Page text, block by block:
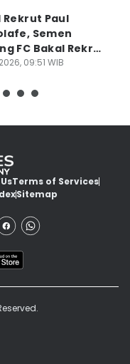
Rekrut Paul
Semen
FC Bakal Rekrut
Baru
09:51 WIB
Terms of Services
Sitemap